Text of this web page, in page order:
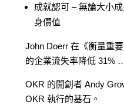
成就認可 – 無論大小
身價值
John Doerr 在《衡量重
的企業流失率降低 31%
OKR 的開創者 Andy
OKR 執行的基石。